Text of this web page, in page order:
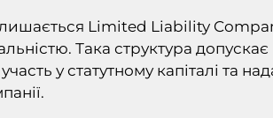
Limited Liability
Така структура допускає
у статутному капіталі та